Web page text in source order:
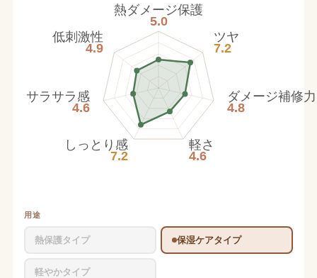
熱ダメージ保護
5.0
ツヤ
7.2
ダメージ補修力
4.8
軽さ
4.6
しっとり感
7.2
サラサラ感
4.6
低刺激性
4.9
用途
熱保護タイプ 保湿ケアタイプ
軽やかタイプ